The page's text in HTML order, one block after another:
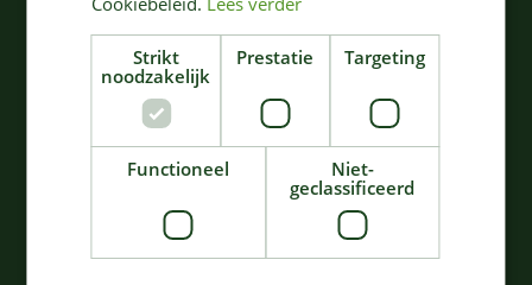
SCHAAL SURFACE D32
H5,5 CAMOGREEN
CONTOUR SNIJPLANK
SURFACE M 40x20 H2,3
Strikt
noodzakelijk
Prestatie Targeting
Functioneel
Niet-
geclassificeerd